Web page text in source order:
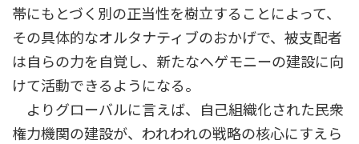
帯にもとづく別の正当性を樹立することによって、
その具体的なオルタナティブのおかげで、被支配者
は自らの力を自覚し、新たなヘゲモニーの建設に向
けて活動できるようになる。
よりグローバルに言えば、自己組織化された民衆
権力機関の建設が、われわれの戦略の核心にすえら